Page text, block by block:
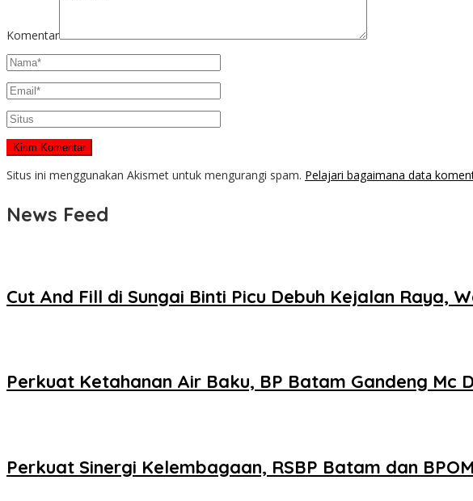
Komentar
Situs ini menggunakan Akismet untuk mengurangi spam. Pelajari bagaimana data
News Feed
Cut And Fill di Sungai Binti Picu Debuh Kejalan Raya,
Perkuat Ketahanan Air Baku, BP Batam Gandeng Mc
Perkuat Sinergi Kelembagaan, RSBP Batam dan